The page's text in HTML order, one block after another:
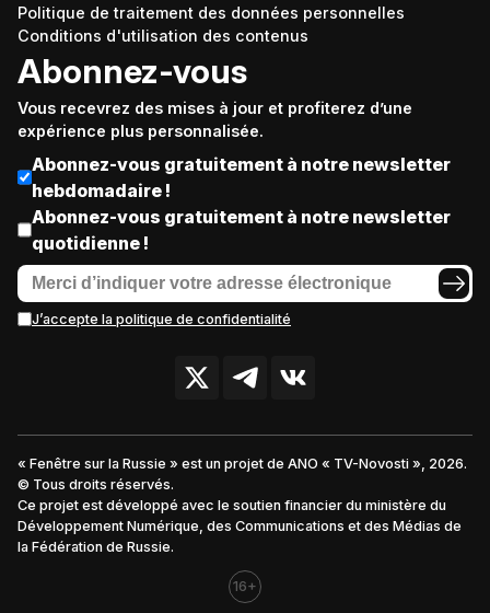
Politique de traitement des données personnelles
Conditions d'utilisation des contenus
Abonnez-vous
Vous recevrez des mises à jour et profiterez d’une
expérience plus personnalisée.
Abonnez-vous gratuitement à notre newsletter
hebdomadaire !
Abonnez-vous gratuitement à notre newsletter
quotidienne !
J’accepte la politique de confidentialité
« Fenêtre sur la Russie » est un projet de ANO « TV-Novosti », 2026.
© Tous droits réservés.
Ce projet est développé avec le soutien financier du ministère du
Développement Numérique, des Communications et des Médias de
la Fédération de Russie.
16+